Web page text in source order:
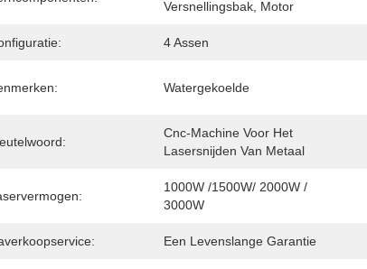
Versnellingsbak, Motor
4 Assen
Watergekoelde
Cnc-Machine Voor Het
Lasersnijden Van Metaal
1000W /1500W/ 2000W /
3000W
Een Levenslange Garantie